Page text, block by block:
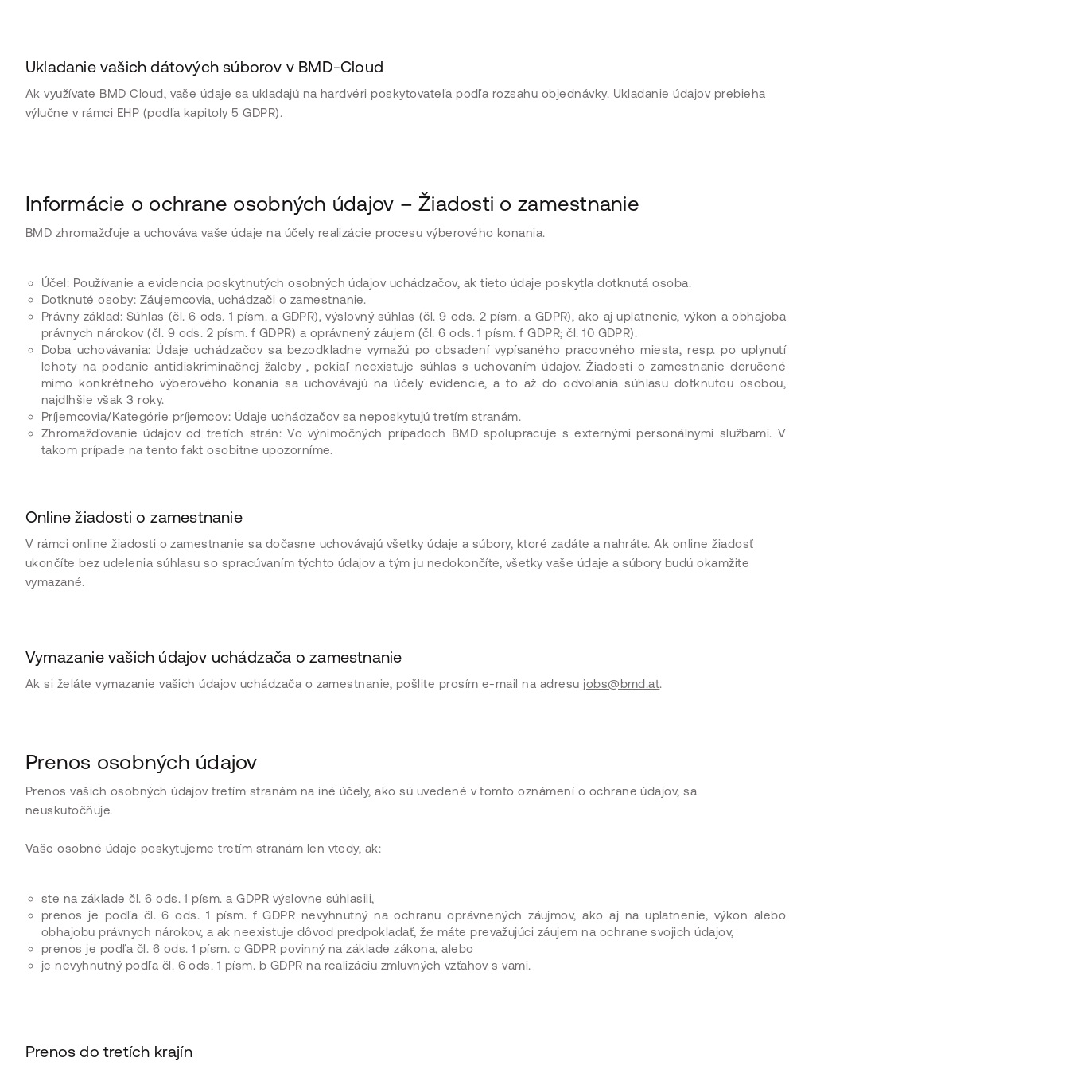
Ukladanie vašich dátových súborov v BMD-Cloud
Ak využívate BMD Cloud, vaše údaje sa ukladajú na hardvéri poskytovateľa podľa rozsahu objednávky. Ukladanie údajov prebieha
výlučne v rámci EHP (podľa kapitoly 5 GDPR).
Informácie o ochrane osobných údajov – Žiadosti o zamestnanie
BMD zhromažďuje a uchováva vaše údaje na účely realizácie procesu výberového konania.
Účel: Používanie a evidencia poskytnutých osobných údajov uchádzačov, ak tieto údaje poskytla dotknutá osoba.
Dotknuté osoby: Záujemcovia, uchádzači o zamestnanie.
Právny základ: Súhlas (čl. 6 ods. 1 písm. a GDPR), výslovný súhlas (čl. 9 ods. 2 písm. a GDPR), ako aj uplatnenie, výkon a obhajoba
právnych nárokov (čl. 9 ods. 2 písm. f GDPR) a oprávnený záujem (čl. 6 ods. 1 písm. f GDPR; čl. 10 GDPR).
Doba uchovávania: Údaje uchádzačov sa bezodkladne vymažú po obsadení vypísaného pracovného miesta, resp. po uplynutí
lehoty na podanie antidiskriminačnej žaloby , pokiaľ neexistuje súhlas s uchovaním údajov. Žiadosti o zamestnanie doručené
mimo konkrétneho výberového konania sa uchovávajú na účely evidencie, a to až do odvolania súhlasu dotknutou osobou,
najdlhšie však 3 roky.
Príjemcovia/Kategórie príjemcov: Údaje uchádzačov sa neposkytujú tretím stranám.
Zhromažďovanie údajov od tretích strán: Vo výnimočných prípadoch BMD spolupracuje s externými personálnymi službami. V
takom prípade na tento fakt osobitne upozorníme.
Online žiadosti o zamestnanie
V rámci online žiadosti o zamestnanie sa dočasne uchovávajú všetky údaje a súbory, ktoré zadáte a nahráte. Ak online žiadosť
ukončíte bez udelenia súhlasu so spracúvaním týchto údajov a tým ju nedokončíte, všetky vaše údaje a súbory budú okamžite
vymazané.
Vymazanie vašich údajov uchádzača o zamestnanie
Ak si želáte vymazanie vašich údajov uchádzača o zamestnanie, pošlite prosím e-mail na adresu jobs@bmd.at.
Prenos osobných údajov
Prenos vašich osobných údajov tretím stranám na iné účely, ako sú uvedené v tomto oznámení o ochrane údajov, sa
neuskutočňuje.
Vaše osobné údaje poskytujeme tretím stranám len vtedy, ak:
ste na základe čl. 6 ods. 1 písm. a GDPR výslovne súhlasili,
prenos je podľa čl. 6 ods. 1 písm. f GDPR nevyhnutný na ochranu oprávnených záujmov, ako aj na uplatnenie, výkon alebo
obhajobu právnych nárokov, a ak neexistuje dôvod predpokladať, že máte prevažujúci záujem na ochrane svojich údajov,
prenos je podľa čl. 6 ods. 1 písm. c GDPR povinný na základe zákona, alebo
je nevyhnutný podľa čl. 6 ods. 1 písm. b GDPR na realizáciu zmluvných vzťahov s vami.
Prenos do tretích krajín